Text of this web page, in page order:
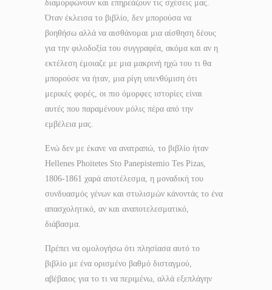
διαμορφώνουν και επηρεάζουν τις σχέσεις μας.
Όταν έκλεισα το βιβλίο, δεν μπορούσα να
βοηθήσω αλλά να αισθάνομαι μια αίσθηση δέους
για την φιλοδοξία του συγγραφέα, ακόμα και αν η
εκτέλεση έμοιαζε με μια μακρινή ηχώ του τι θα
μπορούσε να ήταν, μια ρίγη υπενθύμιση ότι
μερικές φορές, οι πιο όμορφες ιστορίες είναι
αυτές που παραμένουν μόλις πέρα από την
εμβέλεια μας.
Ενώ δεν με έκανε να ανατραπώ, το βιβλίο ήταν
Hellenes Phoitetes Sto Panepistemio Tes Pizas,
1806-1861 χαρά αποτέλεσμα, η μοναδική του
συνδυασμός γένων και στυλισμών κάνοντάς το ένα
απασχολητικό, αν και αναποτελεσματικό,
διάβασμα.
Πρέπει να ομολογήσω ότι πλησίασα αυτό το
βιβλίο με ένα ορισμένο βαθμό δισταγμού,
αβέβαιος για το τι να περιμένω, αλλά εξεπλάγην